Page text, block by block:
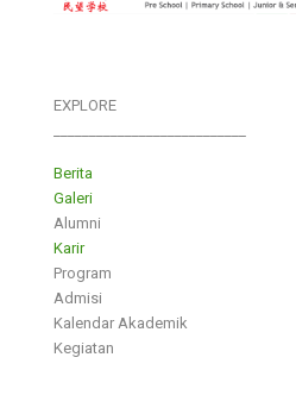
EXPLORE
Berita
Galeri
Alumni
Karir
Program
Admisi
Kalendar Akademik
Kegiatan